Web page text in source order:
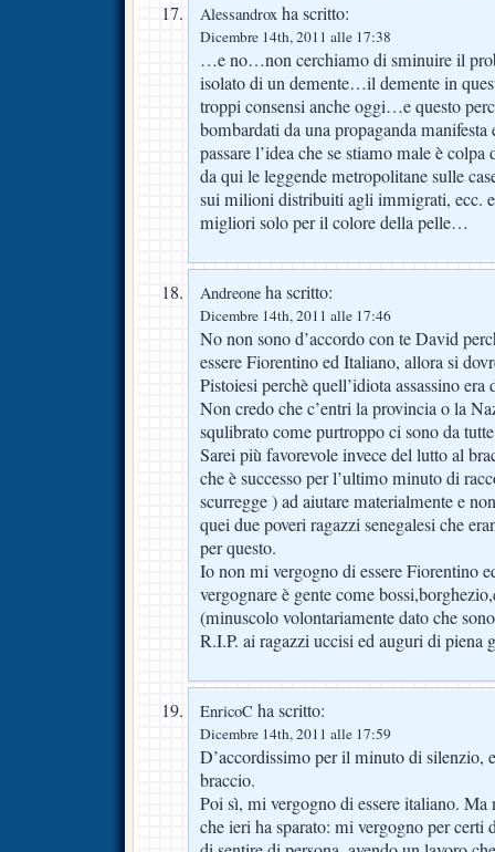
Alessandrox ha scritto:
Dicembre 14th, 2011 alle 17:38
…e no…non cerchiamo di sminuire il
isolato di un demente…il demente in
troppi consensi anche oggi…e questo
bombardati da una propaganda
passare l’idea che se stiamo male è
da qui le leggende metropolitane sulle
sui milioni distribuiti agli immigrati, ecc.
migliori solo per il colore della pelle…
Andreone ha scritto:
Dicembre 14th, 2011 alle 17:46
No non sono d’accordo con te David
essere Fiorentino ed Italiano, allora si
Pistoiesi perchè quell’idiota assassino
Non credo che c’entri la provincia o la
squlibrato come purtroppo ci sono da
Sarei più favorevole invece del lutto al
che è successo per l’ultimo minuto di
scurregge ) ad aiutare materialmente e
quei due poveri ragazzi senegalesi che
per questo.
Io non mi vergogno di essere Fiorentino
vergognare è gente come
(minuscolo volontariamente dato che
R.I.P. ai ragazzi uccisi ed auguri di piena
EnricoC ha scritto:
Dicembre 14th, 2011 alle 17:59
D’accordissimo per il minuto di silenzio,
braccio.
Poi sì, mi vergogno di essere italiano. Ma
che ieri ha sparato: mi vergogno per certi